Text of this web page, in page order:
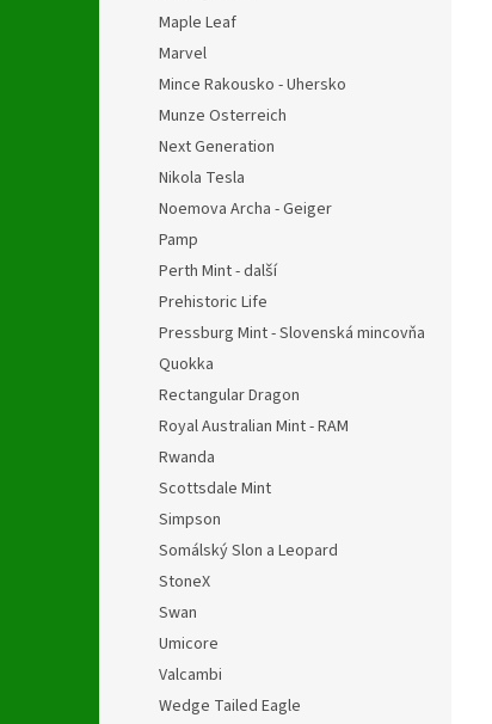
Maple Leaf
Marvel
Mince Rakousko - Uhersko
Munze Osterreich
Next Generation
Nikola Tesla
Noemova Archa - Geiger
Pamp
Perth Mint - další
Prehistoric Life
Pressburg Mint - Slovenská mincovňa
Quokka
Rectangular Dragon
Royal Australian Mint - RAM
Rwanda
Scottsdale Mint
Simpson
Somálský Slon a Leopard
StoneX
Swan
Umicore
Valcambi
Wedge Tailed Eagle